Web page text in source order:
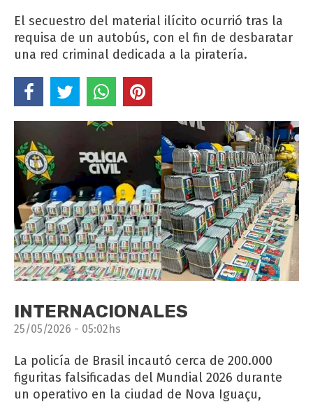
El secuestro del material ilícito ocurrió tras la
requisa de un autobús, con el fin de desbaratar
una red criminal dedicada a la piratería.
INTERNACIONALES
25/05/2026 - 05:02hs
La policía de Brasil incautó cerca de 200.000
figuritas falsificadas del Mundial 2026 durante
un operativo en la ciudad de Nova Iguaçu,